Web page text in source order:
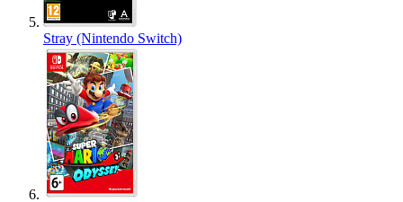
Stray (Nintendo Switch)